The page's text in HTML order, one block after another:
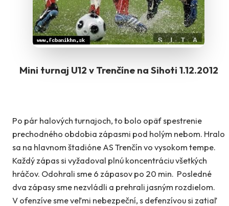
Mini turnaj U12 v Trenčíne na Sihoti 1.12.2012
Po pár halových turnajoch, to bolo opäť spestrenie
prechodného obdobia zápasmi pod holým nebom. Hralo
sa na hlavnom štadióne AS Trenčín vo vysokom tempe.
Každý zápas si vyžadoval plnú koncentráciu všetkých
hráčov. Odohrali sme 6 zápasov po 20 min. Posledné
dva zápasy sme nezvládli a prehrali jasným rozdielom.
V ofenzíve sme veľmi nebezpeční, s defenzívou si zatiaľ